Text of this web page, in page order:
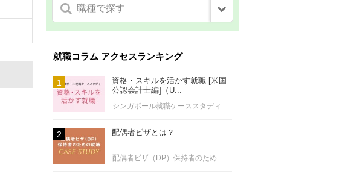
職種で探す
就職コラム アクセスランキング
資格・スキルを活かす就職 [米国
公認会計士編]（U...
シンガポール就職ケーススタディ
配偶者ビザとは？
配偶者ビザ（DP）保持者のため...